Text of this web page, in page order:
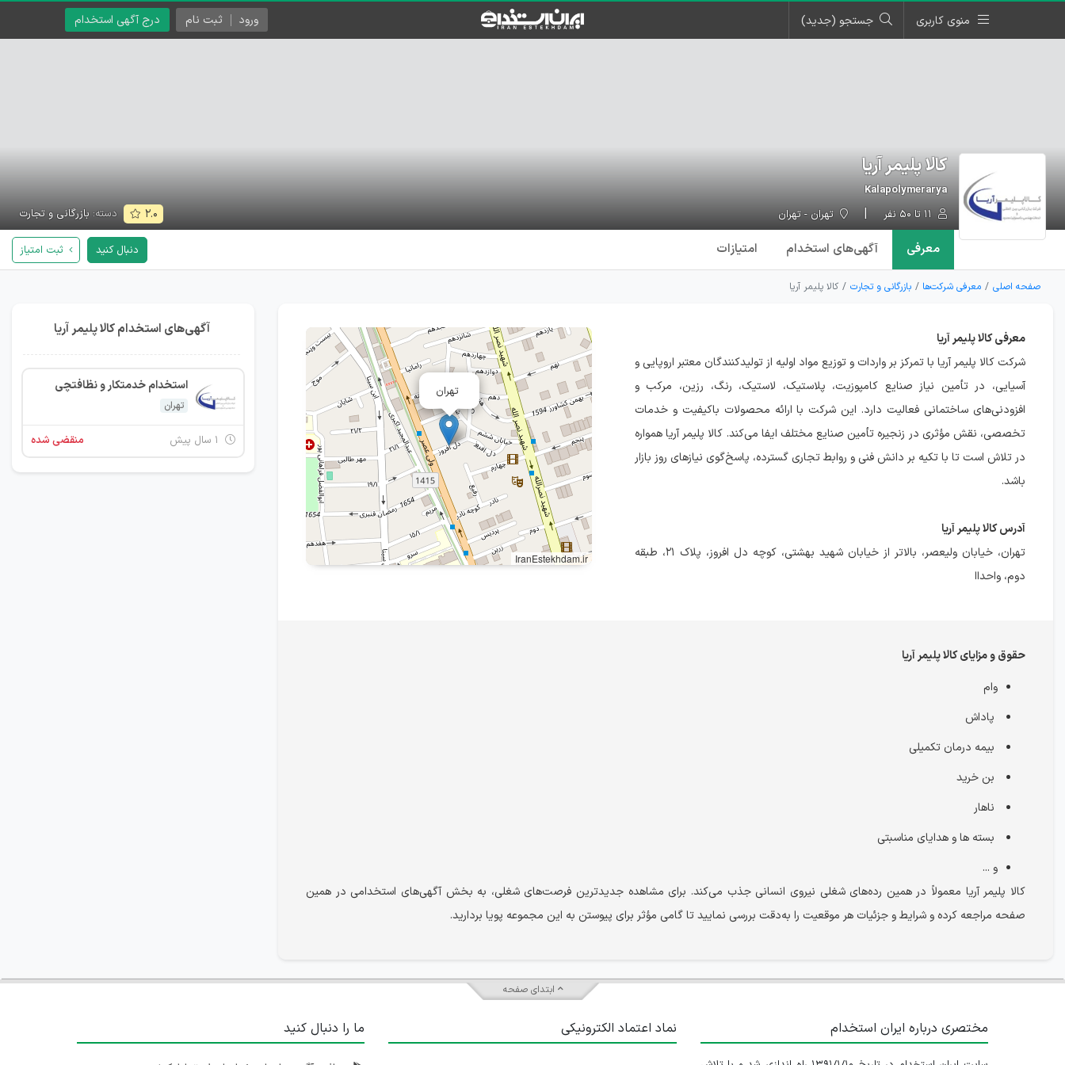
منوی کاربری جستجو (جدید) درج آگهی استخدام ورود ثبت نام
کالا پلیمر آریا
Kalapolymerarya
تهران - تهران ۲.۰ دسته: بازرگانی و تجارت
معرفی آگهی‌های استخدام امتیازات دنبال کنید ثبت امتیاز
صفحه اصلی معرفی شرکت‌ها بازرگانی و تجارت کالا پلیمر آریا
معرفی کالا پلیمر آریا
شرکت کالا پلیمر آریا با تمرکز بر واردات و توزیع مواد اولیه از تولیدکنندگان معتبر اروپایی و
آسیایی، در تأمین نیاز صنایع کامپوزیت، پلاستیک، لاستیک، رنگ، رزین، مرکب و
افزودنی‌های ساختمانی فعالیت دارد. این شرکت با ارائه محصولات باکیفیت و خدمات
تخصصی، نقش مؤثری در زنجیره تأمین صنایع مختلف ایفا می‌کند. کالا پلیمر آریا همواره
در تلاش است تا با تکیه بر دانش فنی و روابط تجاری گسترده، پاسخ‌گوی نیازهای روز بازار
باشد.
آدرس کالا پلیمر آریا
تهران، خیابان ولیعصر، بالاتر از خیابان شهید بهشتی، کوچه دل افروز، پلاک ۲۱، طبقه
دوم، واحداا
تهران
IranEstekhdam.ir
حقوق و مزایای کالا پلیمر آریا
وام
پاداش
بیمه درمان تکمیلی
بن خرید
ناهار
بسته ها و هدایای مناسبتی
و ...
کالا پلیمر آریا معمولاً در همین رده‌های شغلی نیروی انسانی جذب می‌کند. برای مشاهده جدیدترین فرصت‌های شغلی، به بخش آگهی‌های استخدامی در همین
صفحه مراجعه کرده و شرایط و جزئیات هر موقعیت را به‌دقت بررسی نمایید تا گامی مؤثر برای پیوستن به این مجموعه پویا بردارید.
آگهی‌های استخدام کالا پلیمر آریا
استخدام خدمتکار و نظافتچی
تهران
منقضی شده
ابتدای صفحه
مختصری درباره ایران استخدام نماد اعتماد الکترونیکی ما را دنبال کنید